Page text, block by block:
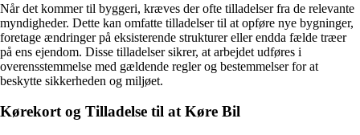
Når det kommer til byggeri, kræves der ofte tilladelser fra de relevante
myndigheder. Dette kan omfatte tilladelser til at opføre nye bygninger,
foretage ændringer på eksisterende strukturer eller endda fælde træer
på ens ejendom. Disse tilladelser sikrer, at arbejdet udføres i
overensstemmelse med gældende regler og bestemmelser for at
beskytte sikkerheden og miljøet.
Kørekort og Tilladelse til at Køre Bil